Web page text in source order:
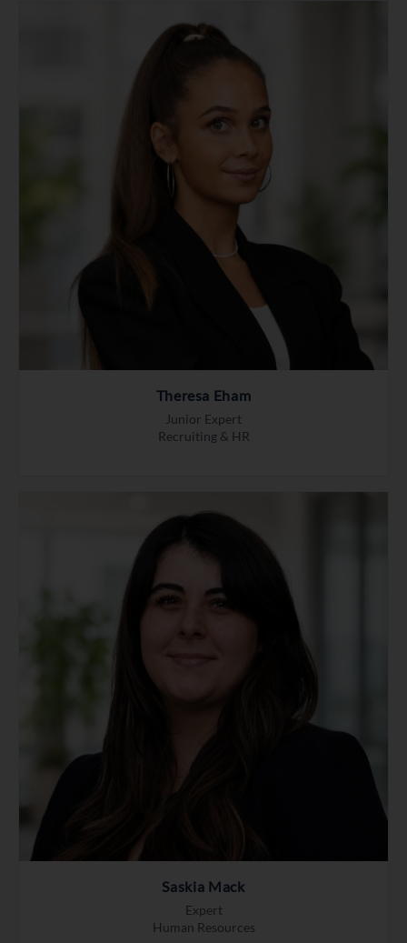
Theresa Eham
Junior Expert
Recruiting & HR
Saskia Mack
Expert
Human Resources